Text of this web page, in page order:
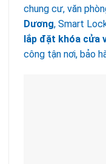
chung cư, văn
Dương, Smart
lắp đặt khóa cửa
công tận nơi, bảo